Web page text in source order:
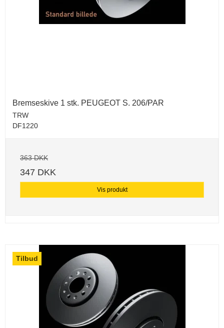
Bremseskive 1 stk. PEUGEOT S. 206/PAR
TRW
DF1220
363 DKK
347 DKK
Vis produkt
Tilbud